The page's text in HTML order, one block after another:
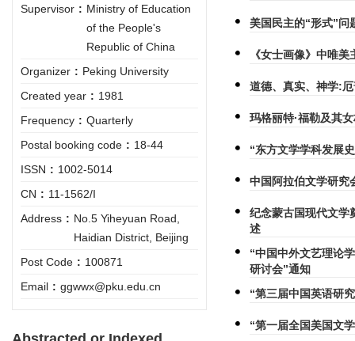
Supervisor : Ministry of Education
of the People's
Republic of China
Organizer : Peking University
Created year : 1981
Frequency : Quarterly
Postal booking code : 18-44
ISSN : 1002-5014
CN : 11-1562/I
Address : No.5 Yiheyuan Road,
Haidian District, Beijing
Post Code : 100871
Email : ggwwx@pku.edu.cn
美国民主的“形式”
《女士画像》中唯
道德、真实、神学:
玛格丽特·福勒及其
“东方文学学科发展
中国阿拉伯文学研究
纪念蒙古国现代文学
述
“中国中外文艺理论
研讨会”通知
“第三届中国英语研
“第一届全国美国文